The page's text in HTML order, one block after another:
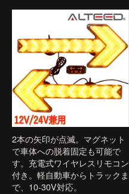
2本の矢印が点滅。マグネット
で車体への脱着固定も可能で
す。充電式ワイヤレスリモコン
付き。軽自動車からトラックま
で、10-30V対応。